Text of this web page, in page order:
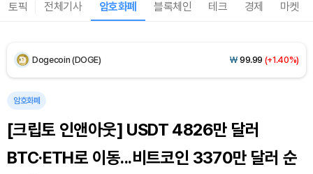
토픽 전체기사 암호화폐 블록체인 테크 경제 마켓
Hyperliquid (HYPE) ₩ 76,787 (-2.76%)
Bitcoin (BTC) ₩91,697,667(-0.08%)
암호화폐
[크립토 인앤아웃] USDT 4826만 달러
BTC·ETH로 이동...비트코인 3370만 달러 순